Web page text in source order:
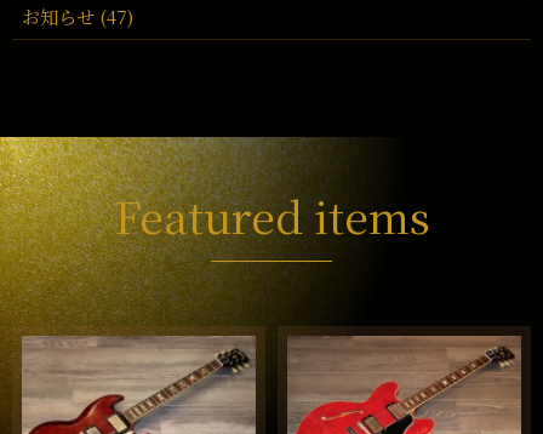
お知らせ (47)
Featured items